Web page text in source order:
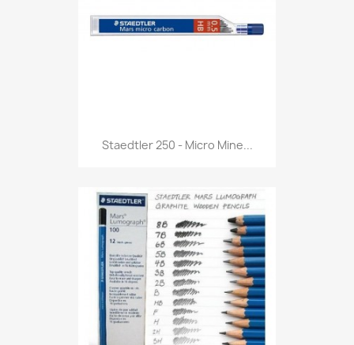
Anteprima
Staedtler 250 - Micro Mine...